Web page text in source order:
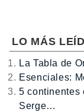
LO MÁS
La Tabla de
Esenciales:
5 continentes
Serge…